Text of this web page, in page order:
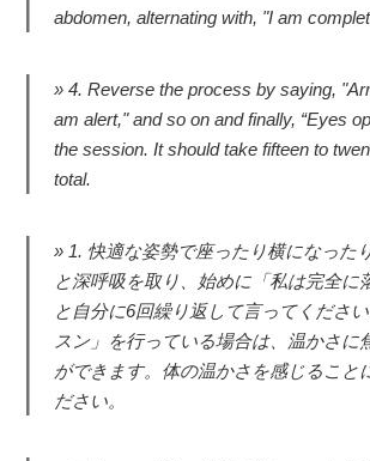
abdomen, alternating with, "I am
4. Reverse the process by saying,
am alert," and so on and finally, “Eyes
the session. It should take fifteen to
total.
1. 快適な姿勢で座ったり横になった
と深呼吸を取り、始めに「私は完全に
と自分に6回繰り返して言ってくださ
スン」を行っている場合は、温かさに
ができます。体の温かさを感じること
ださい。